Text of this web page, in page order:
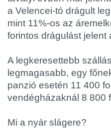
a Velencei-tó drágult
mint 11%-os az
forintos drágulást jelent
A legkeresettebb
legmagasabb, egy
panzió esetén 11 400
vendégházaknál 8 800
Mi a nyár slágere?